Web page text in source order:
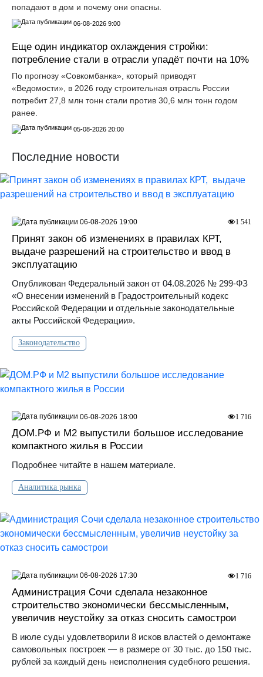
попадают в дом и почему они опасны.
06-08-2026 9:00
Еще один индикатор охлаждения стройки:
потребление стали в отрасли упадёт почти на 10%
По прогнозу «Совкомбанка», который приводят
«Ведомости», в 2026 году строительная отрасль России
потребит 27,8 млн тонн стали против 30,6 млн тонн годом
ранее.
05-08-2026 20:00
Последние новости
Принят закон об изменениях в правилах КРТ,
выдаче разрешений на строительство и ввод в
эксплуатацию
Опубликован Федеральный закон от 04.08.2026 № 299-ФЗ
«О внесении изменений в Градостроительный кодекс
Российской Федерации и отдельные законодательные
акты Российской Федерации».
Законодательство
1 541
06-08-2026 19:00
ДOМ.PФ и М2 выпустили большое исследование
компактного жилья в России
Подробнее читайте в нашем материале.
Аналитика рынка
1 716
06-08-2026 18:00
Администрация Сочи сделала незаконное
строительство экономически бессмысленным,
увеличив неустойку за отказ сносить самострои
В июле суды удовлетворили 8 исков властей о демонтаже
самовольных построек — в размере от 30 тыс. до 150 тыс.
рублей за каждый день неисполнения судебного решения.
1 716
06-08-2026 17:30